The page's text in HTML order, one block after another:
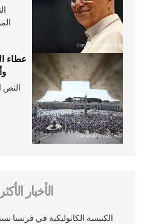
عطاء
النص
الأخبار
الكنيسة الكاثوليكية في فرنسا